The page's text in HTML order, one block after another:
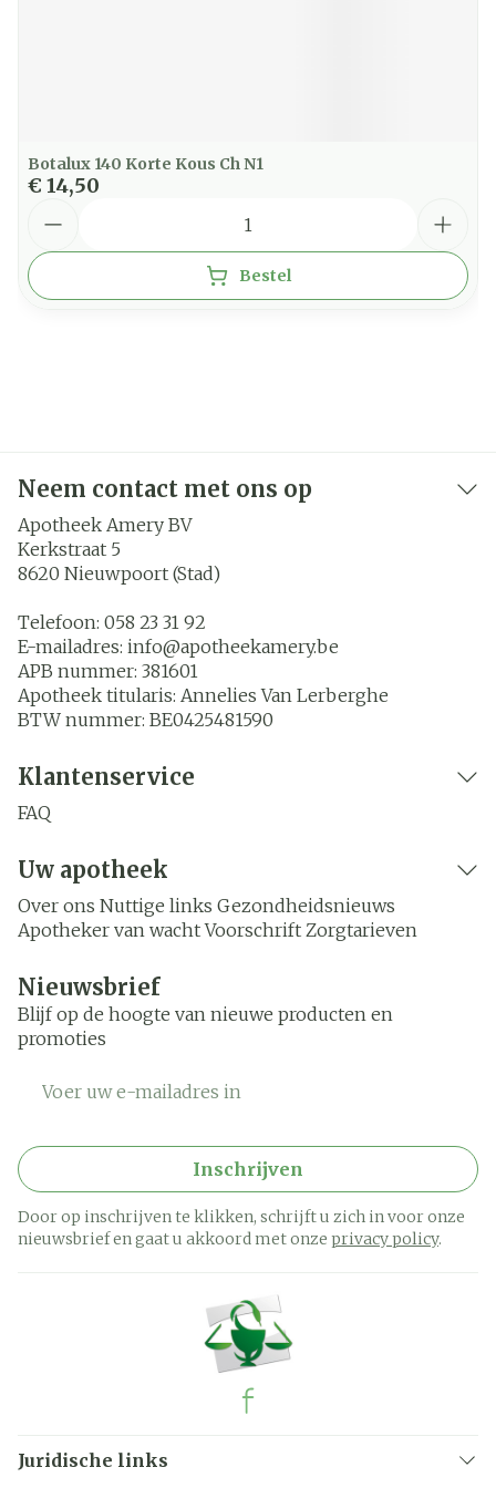
Botalux 140 Korte Kous Ch N1
€ 14,50
Bestel
Neem contact met ons op
Apotheek Amery BV
Kerkstraat 5
8620 Nieuwpoort (Stad)
Telefoon: 058 23 31 92
E-mailadres: info@apotheekamery.be
APB nummer: 381601
Apotheek titularis: Annelies Van Lerberghe
BTW nummer: BE0425481590
Klantenservice
FAQ
Uw apotheek
Over ons Nuttige links Gezondheidsnieuws
Apotheker van wacht Voorschrift Zorgtarieven
Nieuwsbrief
Blijf op de hoogte van nieuwe producten en
promoties
Inschrijven
Door op inschrijven te klikken, schrijft u zich in voor onze
nieuwsbrief en gaat u akkoord met onze privacy policy.
Juridische links